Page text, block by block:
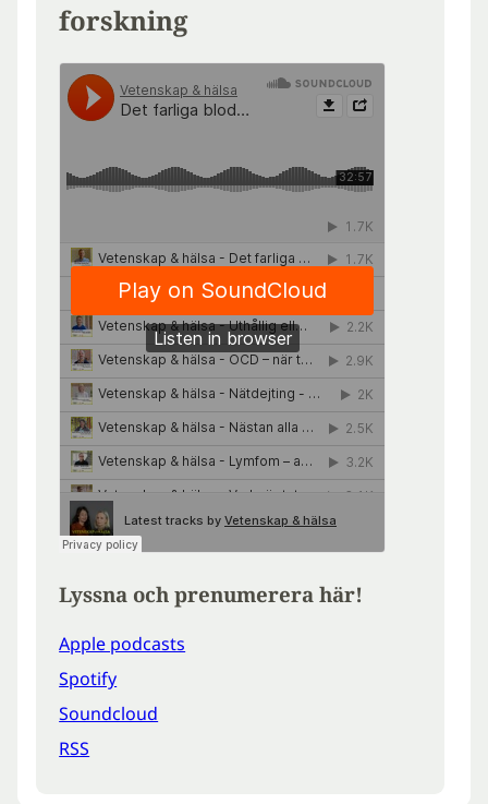
forskning
Lyssna och prenumerera här!
Apple podcasts
Spotify
Soundcloud
RSS